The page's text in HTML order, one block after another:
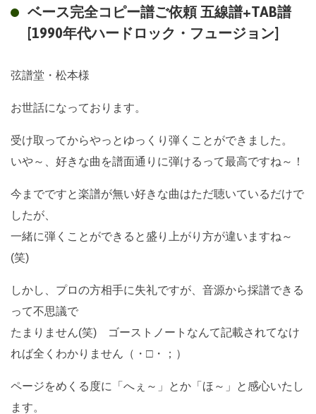
ベース完全コピー譜ご依頼 五線譜+TAB譜
[1990年代ハードロック・フュージョン]
弦譜堂・松本様
お世話になっております。
受け取ってからやっとゆっくり弾くことができました。
いや～、好きな曲を譜面通りに弾けるって最高ですね～！
今までですと楽譜が無い好きな曲はただ聴いているだけで
したが、
一緒に弾くことができると盛り上がり方が違いますね～
(笑)
しかし、プロの方相手に失礼ですが、音源から採譜できる
って不思議で
たまりません(笑) ゴーストノートなんて記載されてなけ
れば全くわかりません（・□・；）
ページをめくる度に「へぇ～」とか「ほ～」と感心いたし
ます。